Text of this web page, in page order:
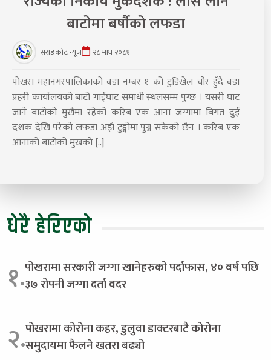
बाटोमा बर्षौको लफडा
सराङकोट न्यूज २८ माघ २०८१
पोखरा महानगरपालिकाको वडा नम्बर १ को टुडिखेल चौर हुँदै वडा
प्रहरी कार्यालयको बाटो गाईघाट समाधी स्थलसम्म पुग्छ । यसरी घाट
जाने बाटोको मुखैमा रहेको करिब एक आना जग्गामा बिगत दुई
दशक देखि परेको लफडा अझै टुङ्गोमा पुग्न सकेको छैन । करिब एक
आनाको बाटोको मुखको [..]
धेरै हेरिएको
१.पोखरामा सरकारी जग्गा खानेहरुको पर्दाफास, ४० वर्ष पछि
३७ रोपनी जग्गा दर्ता वदर
२.पोखरामा कोरोना कहर, डुलुवा डाक्टरबाटै कोरोना
समुदायमा फैलने खतरा बढ्यो